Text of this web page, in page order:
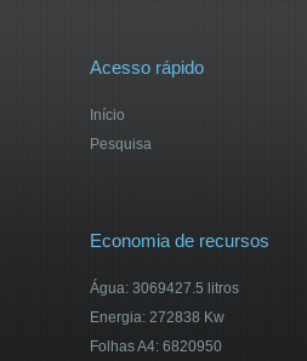
Acesso rápido
Início
Pesquisa
Economia de recursos
Água: 3069427.5 litros
Energia: 272838 Kw
Folhas A4: 6820950